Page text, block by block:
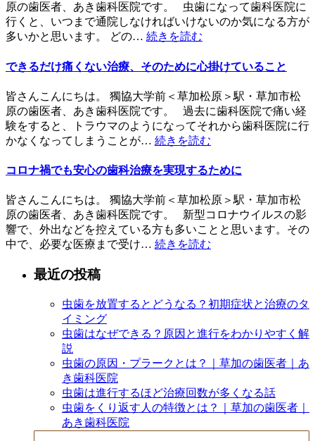
原の歯医者、あき歯科医院です。 虫歯になって歯科医院に
行くと、いつまで通院しなければいけないのか気になる方が
多いかと思います。 どの… 続きを読む
できるだけ痛くない治療、そのために心掛けていること
皆さんこんにちは。 獨協大学前＜草加松原＞駅・草加市松
原の歯医者、あき歯科医院です。 過去に歯科医院で痛い経
験をすると、トラウマのようになってそれから歯科医院に行
かなくなってしまうことが… 続きを読む
コロナ禍でも安心の歯科治療を実現するために
皆さんこんにちは。 獨協大学前＜草加松原＞駅・草加市松
原の歯医者、あき歯科医院です。 新型コロナウイルスの影
響で、外出などを控えている方も多いことと思います。その
中で、必要な医療まで受け… 続きを読む
最近の投稿
虫歯を放置するとどうなる？初期症状と治療のタ
イミング
虫歯はなぜできる？原因と進行をわかりやすく解
説
虫歯の原因・プラークとは？｜草加の歯医者｜あ
き歯科医院
虫歯は進行するほど治療回数が多くなる話
虫歯をくり返す人の特徴とは？｜草加の歯医者｜
あき歯科医院